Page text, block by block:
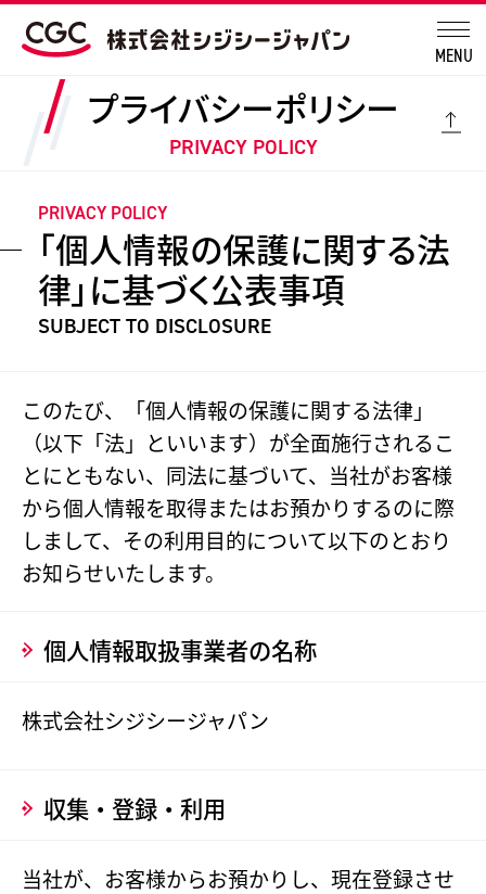
MENU
プライバシーポリシー
PRIVACY POLICY
PRIVACY POLICY
「個人情報の保護に関する法
律」に基づく公表事項
SUBJECT TO DISCLOSURE
このたび、「個人情報の保護に関する法律」
（以下「法」といいます）が全面施行されるこ
とにともない、同法に基づいて、当社がお客様
から個人情報を取得またはお預かりするのに際
しまして、その利用目的について以下のとおり
お知らせいたします。
個人情報取扱事業者の名称
株式会社シジシージャパン
収集・登録・利用
当社が、お客様からお預かりし、現在登録させ